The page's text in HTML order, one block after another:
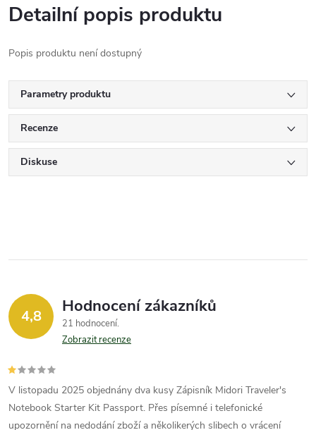
Detailní popis produktu
Popis produktu není dostupný
Parametry produktu
Recenze
Diskuse
4,8 Hodnocení zákazníků
21 hodnocení
Zobrazit recenze
V listopadu 2025 objednány dva kusy Zápisník Midori Traveler's
Notebook Starter Kit Passport. Přes písemné i telefonické
upozornění na nedodání zboží a několikerých slibech o vrácení